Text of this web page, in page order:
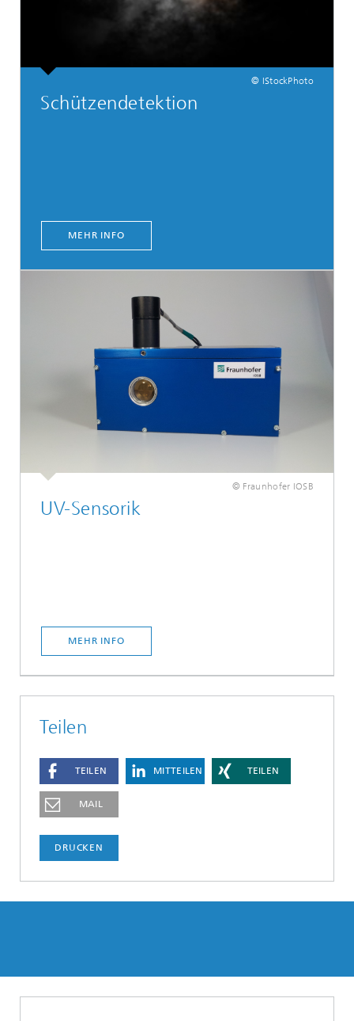
© IStockPhoto
Schützendetektion
MEHR INFO
© Fraunhofer IOSB
UV-Sensorik
MEHR INFO
Teilen
TEILEN MITTEILEN TEILEN
MAIL
DRUCKEN